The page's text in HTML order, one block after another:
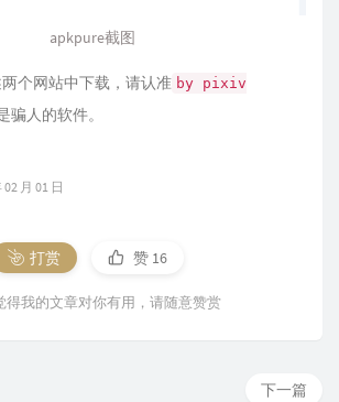
apkpure截图
个网站中下载，请认准 by pixiv
骗人的软件。
月 01 日
打赏 赞 16
得我的文章对你有用，请随意赞赏
下一篇